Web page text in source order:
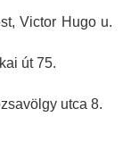
Victor Hugo u.
út 75.
utca 8.